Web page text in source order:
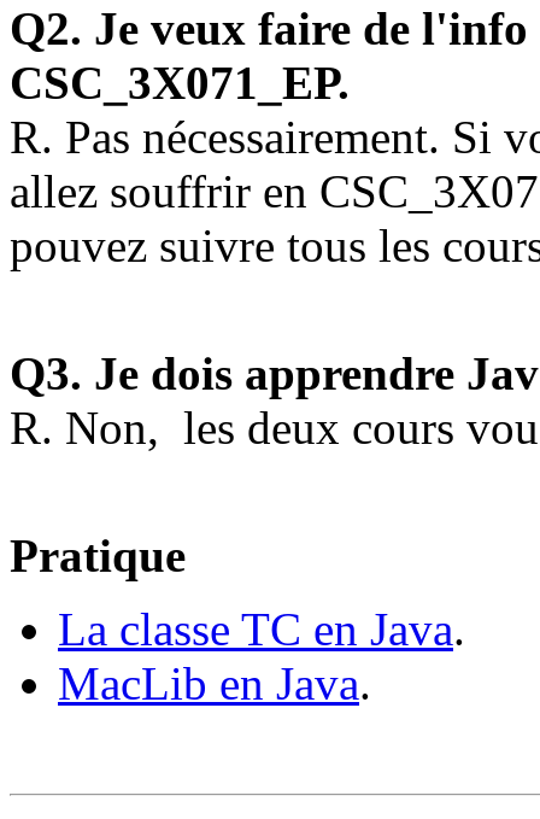
Q2. Je veux faire de l'info
CSC_3X071_EP.
R. Pas nécessairement. Si
allez souffrir en
pouvez suivre tous les
Q3. Je dois apprendre
R. Non, les deux cours
Pratique
La classe TC en Java.
MacLib en Java.